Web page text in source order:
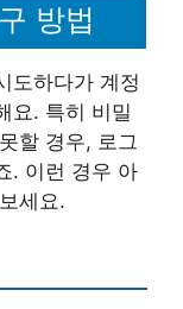
방법
도하다가 계정
요. 특히 비밀
할 경우, 로그
. 이런 경우 아
세요.